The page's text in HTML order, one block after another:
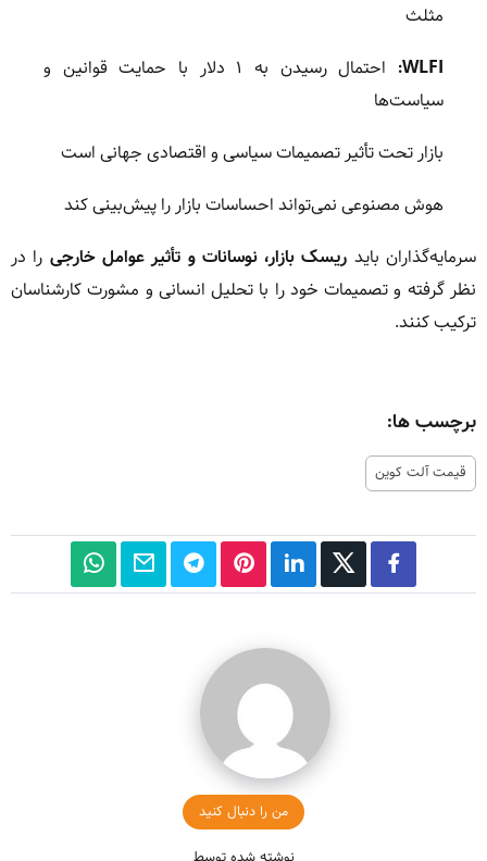
مثلث
WLFI:
احتمال رسیدن به ۱ دلار با حمایت قوانین و
سیاست‌ها
بازار تحت تأثیر تصمیمات سیاسی و اقتصادی جهانی است
هوش مصنوعی نمی‌تواند احساسات بازار را پیش‌بینی کند
سرمایه‌گذاران باید ریسک بازار، نوسانات و تأثیر عوامل خارجی را در
نظر گرفته و تصمیمات خود را با تحلیل انسانی و مشورت کارشناسان
ترکیب کنند.
برچسب ها:
قیمت آلت کوین
من را دنبال کنید